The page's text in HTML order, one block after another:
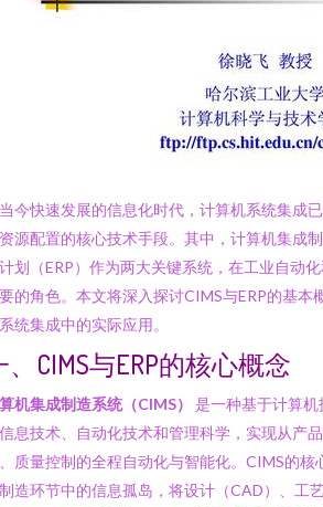
今快速发展的信息化时代，计算机系统集成
源配置的核心技术手段。其中，计算机集成
划（ERP）作为两大关键系统，在工业自动
的角色。本文将深入探讨CIMS与ERP的基本
统集成中的实际应用。
、CIMS与ERP的核心概念
机集成制造系统（CIMS）
是一种基于计算
息技术、自动化技术和管理科学，实现从产
质量控制的全程自动化与智能化。CIMS的核
造环节中的信息孤岛，将设计（CAD）、工